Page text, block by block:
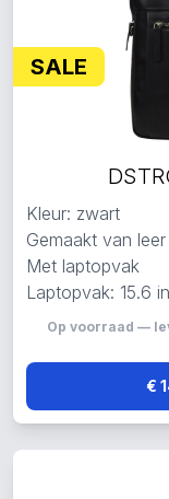
SALE
Kleur: zwart
Gemaakt van leer
Met laptopvak
Laptopvak: 15.6
Op voorraad —
€